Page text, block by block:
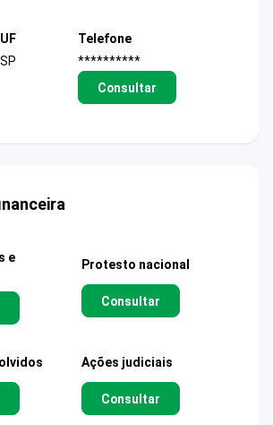
UF
SP
Telefone
**********
Consultar
e
Protesto nacional
Consultar
Ações judiciais
Consultar